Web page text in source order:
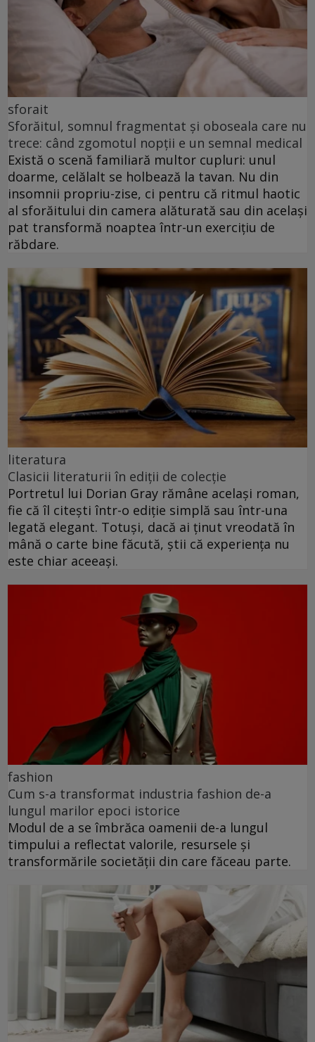
sforait
Sforăitul, somnul fragmentat și oboseala care nu
trece: când zgomotul nopții e un semnal medical
Există o scenă familiară multor cupluri: unul
doarme, celălalt se holbează la tavan. Nu din
insomnii propriu-zise, ci pentru că ritmul haotic
al sforăitului din camera alăturată sau din același
pat transformă noaptea într-un exercițiu de
răbdare.
literatura
Clasicii literaturii în ediții de colecție
Portretul lui Dorian Gray rămâne același roman,
fie că îl citești într-o ediție simplă sau într-una
legată elegant. Totuși, dacă ai ținut vreodată în
mână o carte bine făcută, știi că experiența nu
este chiar aceeași.
fashion
Cum s-a transformat industria fashion de-a
lungul marilor epoci istorice
Modul de a se îmbrăca oamenii de-a lungul
timpului a reflectat valorile, resursele și
transformările societății din care făceau parte.